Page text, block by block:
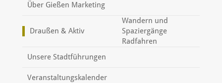
Über Gießen Marketing
Draußen & Aktiv
Wandern und
Spaziergänge
Radfahren
Unsere Stadtführungen
Veranstaltungskalender